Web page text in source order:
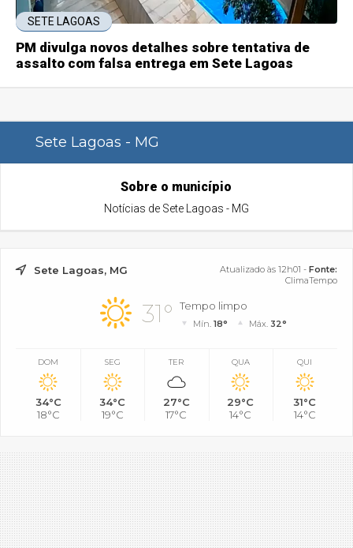
SETE LAGOAS
PM divulga novos detalhes sobre tentativa de
assalto com falsa entrega em Sete Lagoas
Sete Lagoas - MG
Sobre o município
Notícias de Sete Lagoas - MG
Sete Lagoas, MG Atualizado às 12h01 - Fonte:
ClimaTempo
31° Tempo limpo
Mín.18° Máx. 32°
DOM
34°C
18°C
SEG
34°C
19°C
TER
27°C
17°C
QUA
29°C
14°C
QUI
31°C
14°C